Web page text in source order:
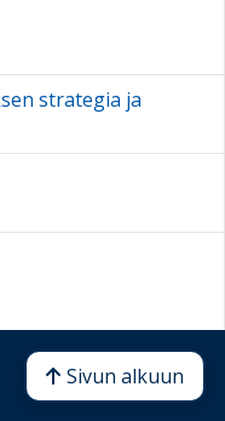
strategia ja
Sivun alkuun